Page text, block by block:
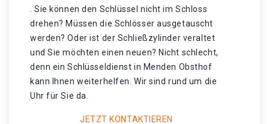
. Sie können den Schlüssel nicht im Schloss
drehen? Müssen die Schlösser ausgetauscht
werden? Oder ist der Schließzylinder veraltet
und Sie möchten einen neuen? Nicht schlecht,
denn ein Schlüsseldienst in Menden Obsthof
kann Ihnen weiterhelfen. Wir sind rund um die
Uhr für Sie da.
JETZT KONTAKTIEREN